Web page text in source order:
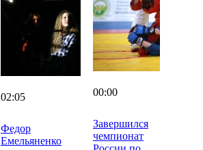
02:05
Федор
Емельяненко
00:00
Завершился
чемпионат